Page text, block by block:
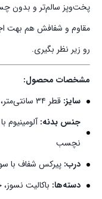
پخت‌وپز سالم‌تر و بدون
مقاوم و شفافش هم بهت
رو زیر نظر بگیری.
مشخصات محصول:
سایز: قطر ۳۴ سانتی‌متر، مناسب برای ۸ تا ۱۰ نفر
جنس بدنه:
نچسب
درب: پیرکس شفاف با
دسته‌ها: باکالیت